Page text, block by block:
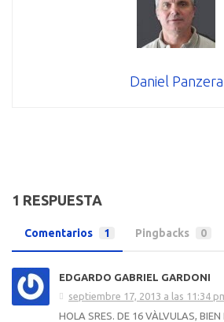
Daniel Panzera
1 RESPUESTA
Comentarios 1 Pingbacks 0
EDGARDO GABRIEL GARDONI
septiembre 17, 2013 a las 11:34
HOLA SRES. DE 16 VÀLVULAS,